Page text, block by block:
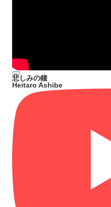
悲しみの鐘
Heitaro Ashibe